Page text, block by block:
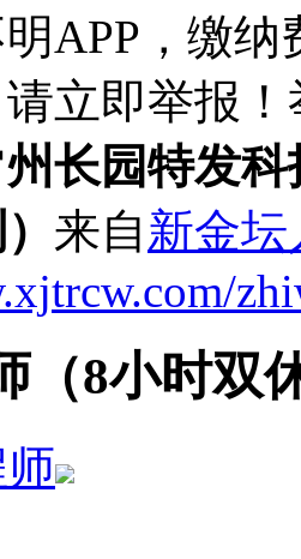
APP，缴
立即举报
长园特发
来自新金
（8小时双